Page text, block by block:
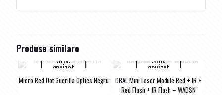
Produse similare
Stoc
epuizat
Micro Red Dot Guerilla Optics Negru
Stoc
epuizat
DBAL Mini Laser Module Red + IR +
Red Flash + IR Flash – WADSN